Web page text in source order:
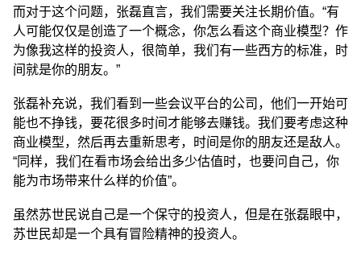
而对于这个问题，张磊直言，我们需要关注长期价值。“有
人可能仅仅是创造了一个概念，你怎么看这个商业模型？作
为像我这样的投资人，很简单，我们有一些西方的标准，时
间就是你的朋友。”
张磊补充说，我们看到一些会议平台的公司，他们一开始可
能也不挣钱，要花很多时间才能够去赚钱。我们要考虑这种
商业模型，然后再去重新思考，时间是你的朋友还是敌人。
“同样，我们在看市场会给出多少估值时，也要问自己，你
能为市场带来什么样的价值”。
虽然苏世民说自己是一个保守的投资人，但是在张磊眼中，
苏世民却是一个具有冒险精神的投资人。